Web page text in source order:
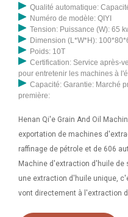
Qualité automatique:
Numéro de modèle: QIYI
Tension: Puissance (W): 65
Dimension (L*W*H):
Poids: 10T
Certification: Service après-
pour entretenir les machines à
Capacité: Garantie: Marché
première:
Henan Qi'e Grain And Oil
exportation de machines
raffinage de pétrole et de 606
Machine d'extraction d'huile
une extraction d'huile unique,
vont directement à l'extraction